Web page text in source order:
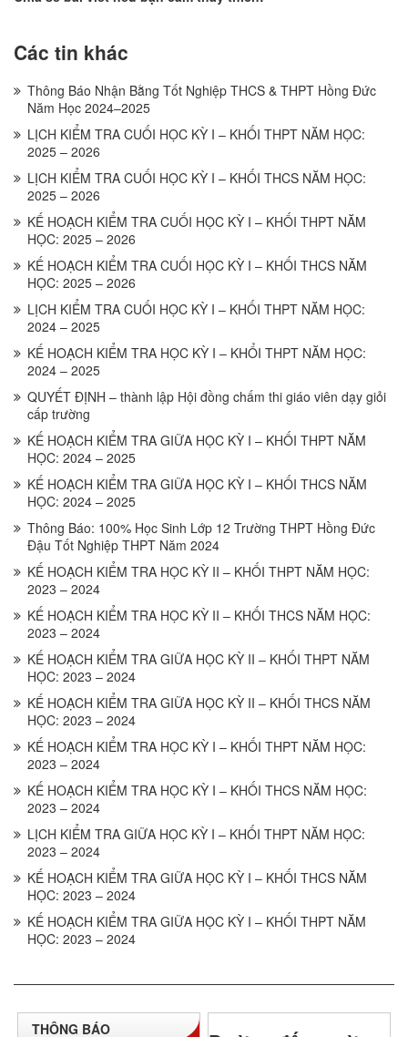
Các tin khác
Thông Báo Nhận Bằng Tốt Nghiệp THCS & THPT Hồng Đức
Năm Học 2024–2025
LỊCH KIỂM TRA CUỐI HỌC KỲ I – KHỐI THPT NĂM HỌC:
2025 – 2026
LỊCH KIỂM TRA CUỐI HỌC KỲ I – KHỐI THCS NĂM HỌC:
2025 – 2026
KẾ HOẠCH KIỂM TRA CUỐI HỌC KỲ I – KHỐI THPT NĂM
HỌC: 2025 – 2026
KẾ HOẠCH KIỂM TRA CUỐI HỌC KỲ I – KHỐI THCS NĂM
HỌC: 2025 – 2026
LỊCH KIỂM TRA CUỐI HỌC KỲ I – KHỐI THPT NĂM HỌC:
2024 – 2025
KẾ HOẠCH KIỂM TRA HỌC KỲ I – KHỔI THPT NĂM HỌC:
2024 – 2025
QUYẾT ĐỊNH – thành lập Hội đồng chấm thi giáo viên dạy giỏi
cấp trường
KẾ HOẠCH KIỂM TRA GIỮA HỌC KỲ I – KHỐI THPT NĂM
HỌC: 2024 – 2025
KẾ HOẠCH KIỂM TRA GIỮA HỌC KỲ I – KHỐI THCS NĂM
HỌC: 2024 – 2025
Thông Báo: 100% Học Sinh Lớp 12 Trường THPT Hồng Đức
Đậu Tốt Nghiệp THPT Năm 2024
KẾ HOẠCH KIỂM TRA HỌC KỲ II – KHỐI THPT NĂM HỌC:
2023 – 2024
KẾ HOẠCH KIỂM TRA HỌC KỲ II – KHỐI THCS NĂM HỌC:
2023 – 2024
KẾ HOẠCH KIỂM TRA GIỮA HỌC KỲ II – KHỐI THPT NĂM
HỌC: 2023 – 2024
KẾ HOẠCH KIỂM TRA GIỮA HỌC KỲ II – KHỐI THCS NĂM
HỌC: 2023 – 2024
KẾ HOẠCH KIỂM TRA HỌC KỲ I – KHỐI THPT NĂM HỌC:
2023 – 2024
KẾ HOẠCH KIỂM TRA HỌC KỲ I – KHỐI THCS NĂM HỌC:
2023 – 2024
LỊCH KIỂM TRA GIỮA HỌC KỲ I – KHỐI THPT NĂM HỌC:
2023 – 2024
KẾ HOẠCH KIỂM TRA GIỮA HỌC KỲ I – KHỐI THCS NĂM
HỌC: 2023 – 2024
KẾ HOẠCH KIỂM TRA GIỮA HỌC KỲ I – KHỐI THPT NĂM
HỌC: 2023 – 2024
THÔNG BÁO